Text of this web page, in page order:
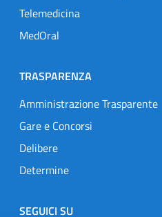
Telemedicina
MedOral
TRASPARENZA
Amministrazione Trasparente
Gare e Concorsi
Delibere
Determine
SEGUICI SU